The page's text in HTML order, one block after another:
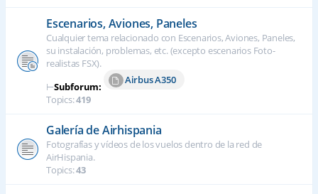
Escenarios, Aviones, Paneles
Cualquier tema relacionado con Escenarios, Aviones, Paneles,
su instalación, problemas, etc. (excepto escenarios Foto-
realistas FSX).
⊢Subforum:
Airbus A350
Topics:419
Galería de Airhispania
Fotografías y vídeos de los vuelos dentro de la red de
AirHispania.
Topics:43